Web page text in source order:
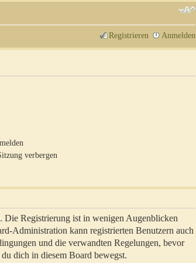
Registrieren Anmelden
verbergen
Die Registrierung ist in wenigen Augenblicken
Administration kann registrierten Benutzern auch
und die verwandten Regelungen, bevor
dich in diesem Board bewegst.